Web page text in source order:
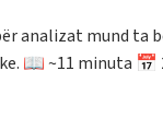
analizat mund ta
📖 ~11 minuta 📅